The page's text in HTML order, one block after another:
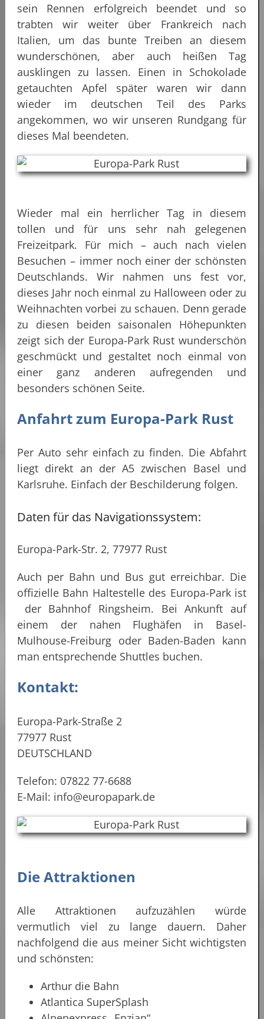
sein Rennen erfolgreich beendet und so
trabten wir weiter über Frankreich nach
Italien, um das bunte Treiben an diesem
wunderschönen, aber auch heißen Tag
ausklingen zu lassen. Einen in Schokolade
getauchten Apfel später waren wir dann
wieder im deutschen Teil des Parks
angekommen, wo wir unseren Rundgang für
dieses Mal beendeten.
Wieder mal ein herrlicher Tag in diesem
tollen und für uns sehr nah gelegenen
Freizeitpark. Für mich – auch nach vielen
Besuchen – immer noch einer der schönsten
Deutschlands. Wir nahmen uns fest vor,
dieses Jahr noch einmal zu Halloween oder zu
Weihnachten vorbei zu schauen. Denn gerade
zu diesen beiden saisonalen Höhepunkten
zeigt sich der Europa-Park Rust wunderschön
geschmückt und gestaltet noch einmal von
einer ganz anderen aufregenden und
besonders schönen Seite.
Anfahrt zum Europa-Park Rust
Per Auto sehr einfach zu finden. Die Abfahrt
liegt direkt an der A5 zwischen Basel und
Karlsruhe. Einfach der Beschilderung folgen.
Daten für das Navigationssystem:
Europa-Park-Str. 2, 77977 Rust
Auch per Bahn und Bus gut erreichbar. Die
offizielle Bahn Haltestelle des Europa-Park ist
der Bahnhof Ringsheim. Bei Ankunft auf
einem der nahen Flughäfen in Basel-
Mulhouse-Freiburg oder Baden-Baden kann
man entsprechende Shuttles buchen.
Kontakt:
Europa-Park-Straße 2
77977 Rust
DEUTSCHLAND
Telefon: 07822 77-6688
E-Mail: info@europapark.de
Die Attraktionen
Alle Attraktionen aufzuzählen würde
vermutlich viel zu lange dauern. Daher
nachfolgend die aus meiner Sicht wichtigsten
und schönsten:
Arthur die Bahn
Atlantica SuperSplash